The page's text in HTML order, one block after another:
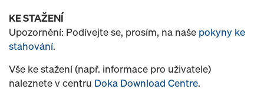
KE STAŽENÍ
Upozornění: Podívejte se, prosím, na naše pokyny ke
stahování.
Vše ke stažení (např. informace pro uživatele)
naleznete v centru Doka Download Centre.